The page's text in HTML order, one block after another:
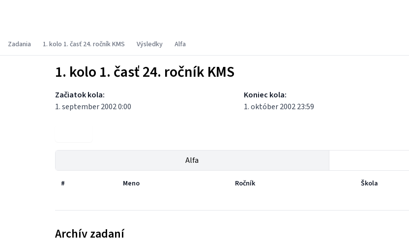
Zadania 1. kolo 1. časť 24. ročník KMS Výsledky Alfa
1. kolo 1. časť 24. ročník KMS
Začiatok kola:
1. september 2002 0:00
Koniec kola:
1. október 2002 23:59
Alfa
# Meno Ročník Škola
Archív zadaní